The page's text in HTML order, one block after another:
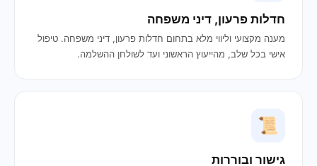
חדלות פרעון, דיני משפחה
מענה מקצועי וליווי מלא בתחום חדלות פרעון, דיני משפחה. טיפול
אישי בכל שלב, מהייעוץ הראשוני ועד לשולחן ההשלמה.
📜
גישור ובוררות